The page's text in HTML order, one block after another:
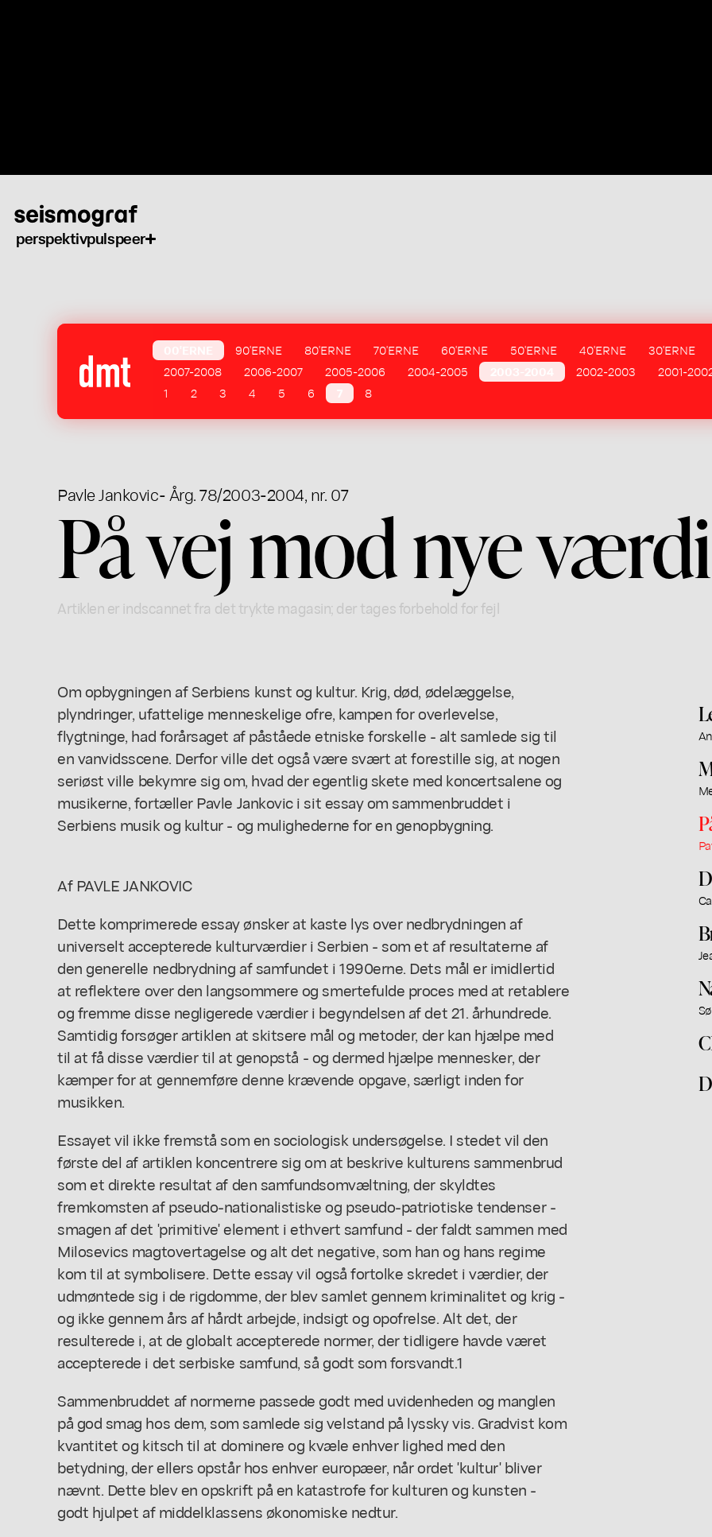
perspektivpulspeer
90'ERNE 80'ERNE 70'ERNE 60'ERNE 50'ERNE 40'ERNE
30'ERNE
2007-2008
2006-2007 2005-2006 2004-2005 2002-2003
2001-
1
2 3 4 5 6 8
Pavle Jankovic- Årg. 78/2003-2004, nr. 07
På vej mod nye
Artiklen er indscannet fra det trykte magasin; der tages forbehold for fejl
Om opbygningen af Serbiens kunst og kultur. Krig, død, ødelæggelse,
plyndringer, ufattelige menneskelige ofre, kampen for overlevelse,
flygtninge, had forårsaget af påståede etniske forskelle - alt samlede sig til
en vanvidsscene. Derfor ville det også være svært at forestille sig, at nogen
seriøst ville bekymre sig om, hvad der egentlig skete med koncertsalene og
musikerne, fortæller Pavle Jankovic i sit essay om sammenbruddet i
Serbiens musik og kultur - og mulighederne for en genopbygning.
Af PAVLE JANKOVIC
Dette komprimerede essay ønsker at kaste lys over nedbrydningen af
universelt accepterede kulturværdier i Serbien - som et af resultaterne af
den generelle nedbrydning af samfundet i 1990erne. Dets mål er imidlertid
at reflektere over den langsommere og smertefulde proces med at retablere
og fremme disse negligerede værdier i begyndelsen af det 21. århundrede.
Samtidig forsøger artiklen at skitsere mål og metoder, der kan hjælpe med
til at få disse værdier til at genopstå - og dermed hjælpe mennesker, der
kæmper for at gennemføre denne krævende opgave, særligt inden for
musikken.
Essayet vil ikke fremstå som en sociologisk undersøgelse. I stedet vil den
første del af artiklen koncentrere sig om at beskrive kulturens sammenbrud
som et direkte resultat af den samfundsomvæltning, der skyldtes
fremkomsten af pseudo-nationalistiske og pseudo-patriotiske tendenser -
smagen af det 'primitive' element i ethvert samfund - der faldt sammen med
Milosevics magtovertagelse og alt det negative, som han og hans regime
kom til at symbolisere. Dette essay vil også fortolke skredet i værdier, der
udmøntede sig i de rigdomme, der blev samlet gennem kriminalitet og krig -
og ikke gennem års af hårdt arbejde, indsigt og opofrelse. Alt det, der
resulterede i, at de globalt accepterede normer, der tidligere havde været
accepterede i det serbiske samfund, så godt som forsvandt.1
Sammenbruddet af normerne passede godt med uvidenheden og manglen
på god smag hos dem, som samlede sig velstand på lyssky vis. Gradvist kom
kvantitet og kitsch til at dominere og kvæle enhver lighed med den
betydning, der ellers opstår hos enhver europæer, når ordet 'kultur' bliver
nævnt. Dette blev en opskrift på en katastrofe for kulturen og kunsten -
godt hjulpet af middelklassens økonomiske nedtur.